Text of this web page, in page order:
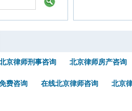
京律师刑事咨询 北京律师房产咨询
费咨询 在线北京律师咨询 北京